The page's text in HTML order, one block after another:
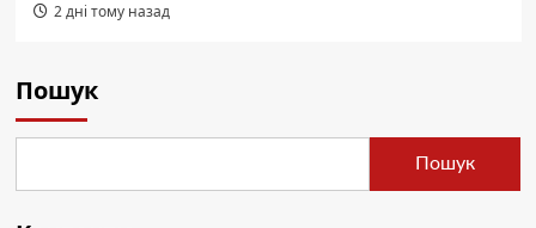
2 дні тому назад
Пошук
Пошук